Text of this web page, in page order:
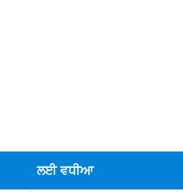
ਲਈ ਵਧੀਆ